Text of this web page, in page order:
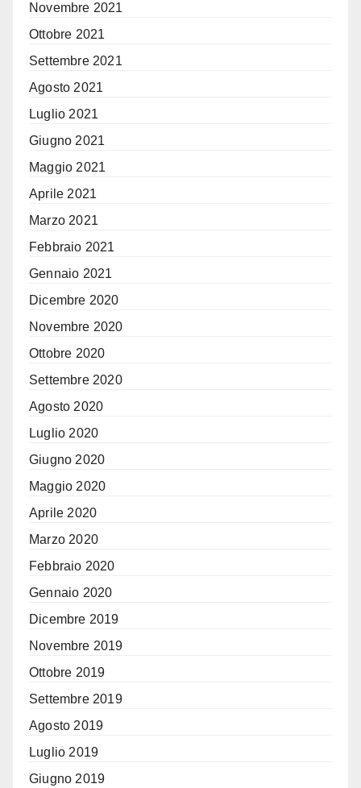
Novembre 2021
Ottobre 2021
Settembre 2021
Agosto 2021
Luglio 2021
Giugno 2021
Maggio 2021
Aprile 2021
Marzo 2021
Febbraio 2021
Gennaio 2021
Dicembre 2020
Novembre 2020
Ottobre 2020
Settembre 2020
Agosto 2020
Luglio 2020
Giugno 2020
Maggio 2020
Aprile 2020
Marzo 2020
Febbraio 2020
Gennaio 2020
Dicembre 2019
Novembre 2019
Ottobre 2019
Settembre 2019
Agosto 2019
Luglio 2019
Giugno 2019